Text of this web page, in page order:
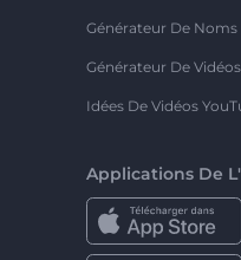
Générateur De
Générateur De
Idées De Vidéos
Applications De